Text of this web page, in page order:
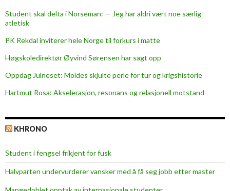
Student skal delta i Norseman: — Jeg har aldri vært noe særlig
atletisk
PK Rekdal inviterer hele Norge til forkurs i matte
Høgskoledirektør Øyvind Sørensen har sagt opp
Oppdag Julneset: Moldes skjulte perle for tur og krigshistorie
Hartmut Rosa: Akselerasjon, resonans og relasjonell motstand
KHRONO
Student i fengsel frikjent for fusk
Halvparten undervurderer vansker med å få seg jobb etter master